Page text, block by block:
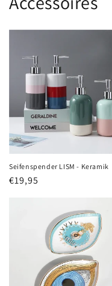
Seifenspender LISM - Keramik
Normaler
€19,95